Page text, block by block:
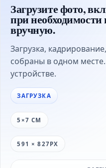
Загрузите фото,
при необходимости
вручную.
Загрузка,
собраны в одном
устройстве.
ЗАГРУЗКА
5×7 СМ
591 × 827PX